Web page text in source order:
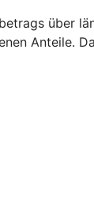
über
Anteile.